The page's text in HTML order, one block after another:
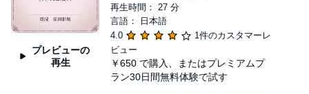
プレビューの
再生
再生時間： 27 分
言語： 日本語
4.0
1件のカスタマーレ
ビュー
￥650 で購入、またはプレミアムプ
ラン30日間無料体験で試す